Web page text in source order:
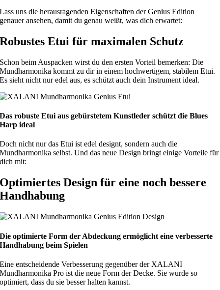
Lass uns die herausragenden Eigenschaften der Genius Edition
genauer ansehen, damit du genau weißt, was dich erwartet:
Robustes Etui für maximalen Schutz
Schon beim Auspacken wirst du den ersten Vorteil bemerken: Die
Mundharmonika kommt zu dir in einem hochwertigem, stabilem Etui.
Es sieht nicht nur edel aus, es schützt auch dein Instrument ideal.
Das robuste Etui aus gebürstetem Kunstleder schützt die Blues
Harp ideal
Doch nicht nur das Etui ist edel designt, sondern auch die
Mundharmonika selbst. Und das neue Design bringt einige Vorteile für
dich mit:
Optimiertes Design für eine noch bessere
Handhabung
Die optimierte Form der Abdeckung ermöglicht eine verbesserte
Handhabung beim Spielen
Eine entscheidende Verbesserung gegenüber der XALANI
Mundharmonika Pro ist die neue Form der Decke. Sie wurde so
optimiert, dass du sie besser halten kannst.